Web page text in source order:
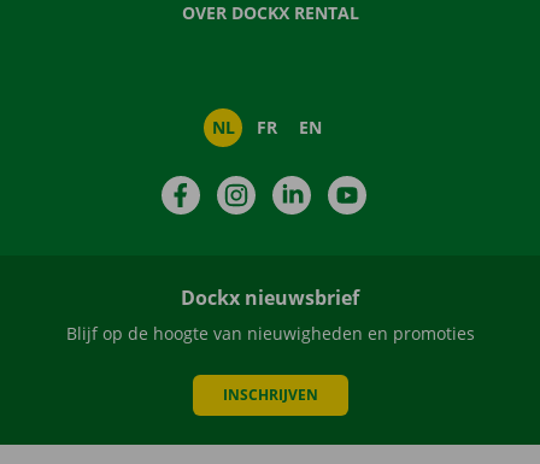
OVER DOCKX RENTAL
NL FR EN
FacebookInstagramLinkedIn
Dockx nieuwsbrief
Blijf op de hoogte van nieuwigheden en promoties
INSCHRIJVEN